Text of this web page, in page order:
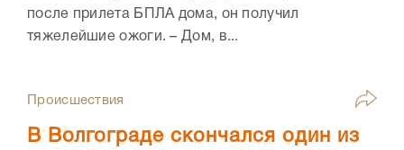
после прилета БПЛА дома, он получил
тяжелейшие ожоги. – Дом, в...
Происшествия
В Волгограде скончался один из